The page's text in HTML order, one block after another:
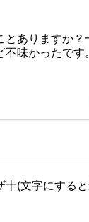
とありますか
不味かったです
十(文字にする